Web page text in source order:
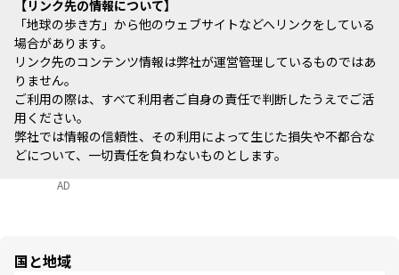
リンク先の情報について
「地球の歩き方」から他のウェブサイトなどへリンクをしている
場合があります。
リンク先のコンテンツ情報は弊社が運営管理しているものではあ
りません。
ご利用の際は、すべて利用者ご自身の責任で判断したうえでご活
用ください。
弊社では情報の信頼性、その利用によって生じた損失や不都合な
どについて、一切責任を負わないものとします。
AD
国と地域